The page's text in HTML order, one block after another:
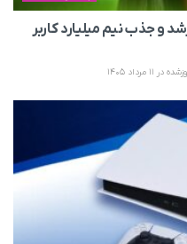
و جذب نیم میلیارد کاربر